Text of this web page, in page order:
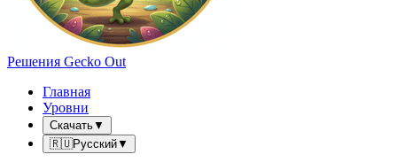
Решения Gecko Out
Главная
Уровни
Скачать▼
🇷🇺Русский▼